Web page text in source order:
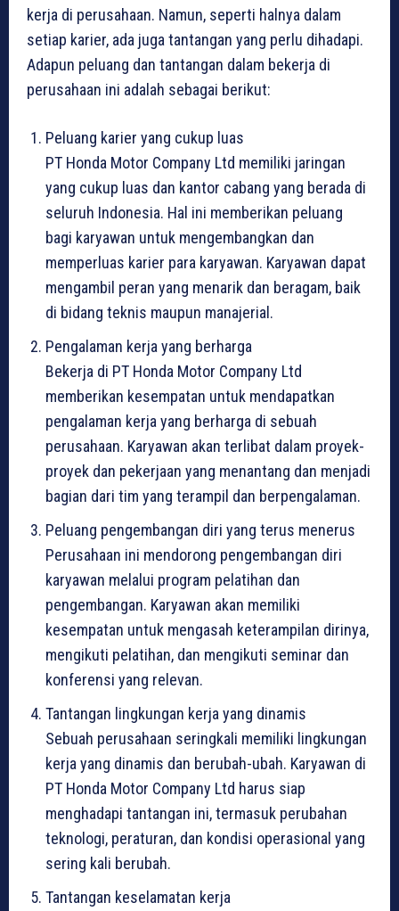
kerja di perusahaan. Namun, seperti halnya dalam
setiap karier, ada juga tantangan yang perlu dihadapi.
Adapun peluang dan tantangan dalam bekerja di
perusahaan ini adalah sebagai berikut:
Peluang karier yang cukup luas
PT Honda Motor Company Ltd memiliki jaringan
yang cukup luas dan kantor cabang yang berada di
seluruh Indonesia. Hal ini memberikan peluang
bagi karyawan untuk mengembangkan dan
memperluas karier para karyawan. Karyawan dapat
mengambil peran yang menarik dan beragam, baik
di bidang teknis maupun manajerial.
Pengalaman kerja yang berharga
Bekerja di PT Honda Motor Company Ltd
memberikan kesempatan untuk mendapatkan
pengalaman kerja yang berharga di sebuah
perusahaan. Karyawan akan terlibat dalam proyek-
proyek dan pekerjaan yang menantang dan menjadi
bagian dari tim yang terampil dan berpengalaman.
Peluang pengembangan diri yang terus menerus
Perusahaan ini mendorong pengembangan diri
karyawan melalui program pelatihan dan
pengembangan. Karyawan akan memiliki
kesempatan untuk mengasah keterampilan dirinya,
mengikuti pelatihan, dan mengikuti seminar dan
konferensi yang relevan.
Tantangan lingkungan kerja yang dinamis
Sebuah perusahaan seringkali memiliki lingkungan
kerja yang dinamis dan berubah-ubah. Karyawan di
PT Honda Motor Company Ltd harus siap
menghadapi tantangan ini, termasuk perubahan
teknologi, peraturan, dan kondisi operasional yang
sering kali berubah.
Tantangan keselamatan kerja